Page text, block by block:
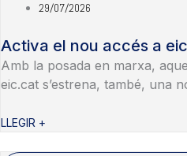
29/07/2026
Activa el nou accés a
Amb la posada en marxa,
eic.cat s’estrena, també, una
LLEGIR +